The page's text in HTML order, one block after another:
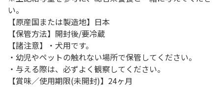
い。
【原産国または製造地】日本
【保管方法】開封後/要冷蔵
【諸注意】・犬用です。
・幼児やペットの触れない場所で保管してください。
・与える際は、必ずよく観察してください。
【賞味／使用期限(未開封)】24ヶ月